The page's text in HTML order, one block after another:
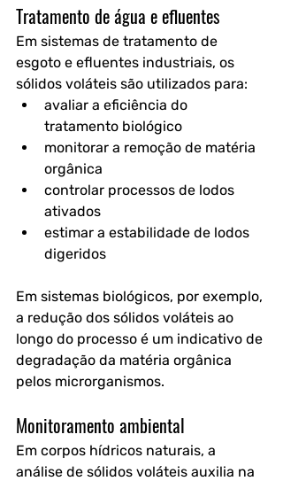
Tratamento de água e efluentes
Em sistemas de tratamento de
esgoto e efluentes industriais, os
sólidos voláteis são utilizados para:
avaliar a eficiência do
tratamento biológico
monitorar a remoção de matéria
orgânica
controlar processos de lodos
ativados
estimar a estabilidade de lodos
digeridos
Em sistemas biológicos, por exemplo,
a redução dos sólidos voláteis ao
longo do processo é um indicativo de
degradação da matéria orgânica
pelos microrganismos.
Monitoramento ambiental
Em corpos hídricos naturais, a
análise de sólidos voláteis auxilia na